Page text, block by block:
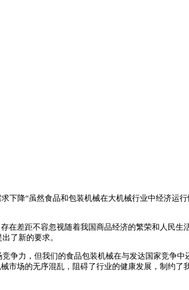
下降“虽然食品和包装机械在大机械行业中经济运
在差距不容忽视随着我国商品经济的繁荣和人民生
了新的要求。
争力，但我们的食品包装机械在与发达国家竞争中
市场的无序混乱，阻碍了行业的健康发展，制约了